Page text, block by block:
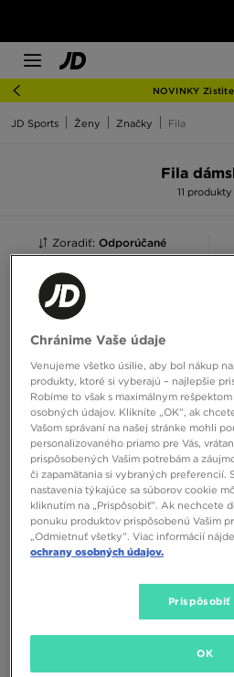
NOVINKY
JD Sports Ženy Značky Fila
Fila
11 produkty
Zoradiť: Odporúčané
FILA DISRUPTOR II FILA
70,00
Chránime Vaše údaje
Venujeme všetko úsilie, aby bol nákup
produkty, ktoré si vyberajú – najlepšie
Robíme to však s maximálnym
osobných údajov. Kliknite „OK”, ak
Vašom správaní na našej stránke mohli
personalizovaného priamo pre Vás,
prispôsobených Vašim potrebám a
či zapamätania si vybraných preferencií.
nastavenia týkajúce sa súborov cookie
kliknutím na „Prispôsobiť”. Ak nechcete
ponuku produktov prispôsobenú Vašim
„Odmietnuť všetky”. Viac informácií
ochrany osobných údajov.
Prispôsobiť
OK